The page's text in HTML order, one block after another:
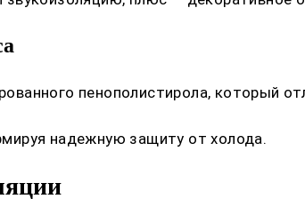
пенополистирола, который
надежную защиту от холода.